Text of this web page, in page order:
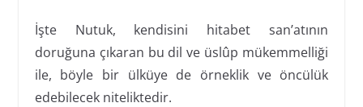
İşte Nutuk, kendisini hitabet san’atının
doruğuna çıkaran bu dil ve üslûp mükemmelliği
ile, böyle bir ülküye de örneklik ve öncülük
edebilecek niteliktedir.